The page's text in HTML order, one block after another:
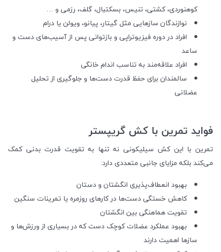
کوهنوردی، کشتی، تنیس، بسکتبال، گلف، رزمی و …
نوازندگان سازهایی مثل گیتار، پیانو، ویولن یا درام
افراد در دوره فیزیوتراپی و بازتوانی پس از آسیب‌های دست و
ساعد
افراد علاقه‌مند به تناسب اندام خانگی
سالمندان برای حفظ قدرت دست‌ها و جلوگیری از تحلیل
عضلانی
فواید تمرین با کش گریپستر
تمرین با این کش سیلیکونی نه تنها به تقویت قدرت بدنی کمک
می‌کند بلکه مزایای جانبی متعددی دارد:
بهبود انعطاف‌پذیری انگشتان و دستان
کاهش خستگی دست‌ها در کارهای روزمره یا تمرینات سنگین
تقویت هماهنگی بین انگشتان
بهبود عملکرد عضلات کوچک دست که در بسیاری از ورزش‌ها و
سازها اهمیت دارند